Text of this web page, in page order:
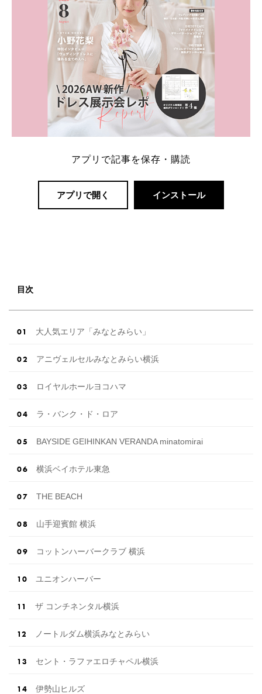
アプリで記事を保存・購読
アプリで開く インストール
目次
大人気エリア「みなとみらい」
アニヴェルセルみなとみらい横浜
ロイヤルホールヨコハマ
ラ・バンク・ド・ロア
BAYSIDE GEIHINKAN VERANDA minatomirai
横浜ベイホテル東急
THE BEACH
山手迎賓館 横浜
コットンハーバークラブ 横浜
ユニオンハーバー
ザ コンチネンタル横浜
ノートルダム横浜みなとみらい
セント・ラファエロチャペル横浜
伊勢山ヒルズ